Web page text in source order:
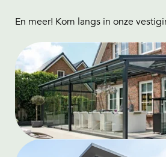
En meer! Kom langs in onze